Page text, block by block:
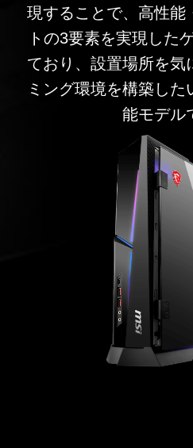
現することで、高性能
トの3要素を実現した
ており、設置場所を気
ミング環境を構築し
能モデル